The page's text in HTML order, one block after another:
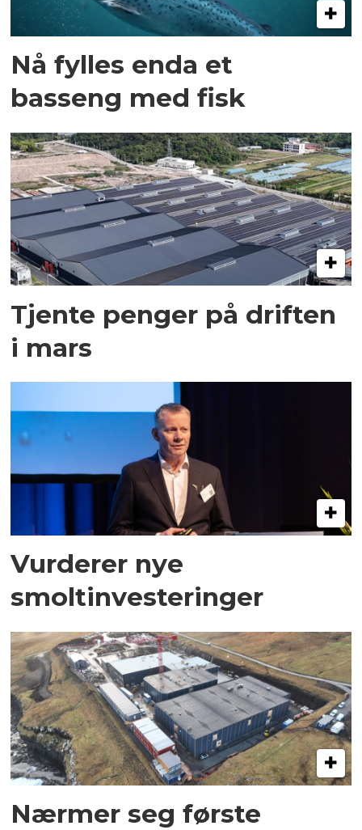
Nå fylles enda et
basseng med fisk
Tjente penger på driften
i mars
Vurderer nye
smoltinvesteringer
Nærmer seg første